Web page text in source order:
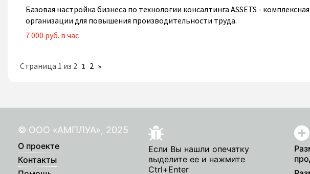
Базовая настройка бизнеса по технологии консалтинга ASSETS -
организации для повышения производительности труда.
7 000 руб. в час
Страница 1 из 2 1 2 »
© ООО «АМПЛУА», 2025
О проекте
Контакты
Если Вы нашли опечатку
выделите ее и нажмите
Ctrl+Enter